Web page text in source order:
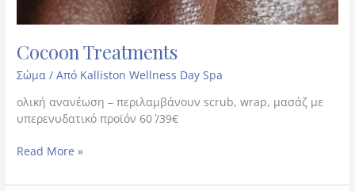
Cocoon Treatments
Σώμα / Από Kalliston Wellness Day Spa
ολική ανανέωση – περιλαμβάνουν scrub, wrap, μασάζ με
υπερενυδατικό προϊόν 60΄ /39€
Read More »